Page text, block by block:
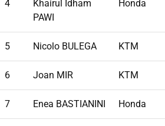
4
Khairul Idham
PAWI
Honda
5 Nicolo BULEGA KTM
6 Joan MIR KTM
7 Enea BASTIANINI Honda